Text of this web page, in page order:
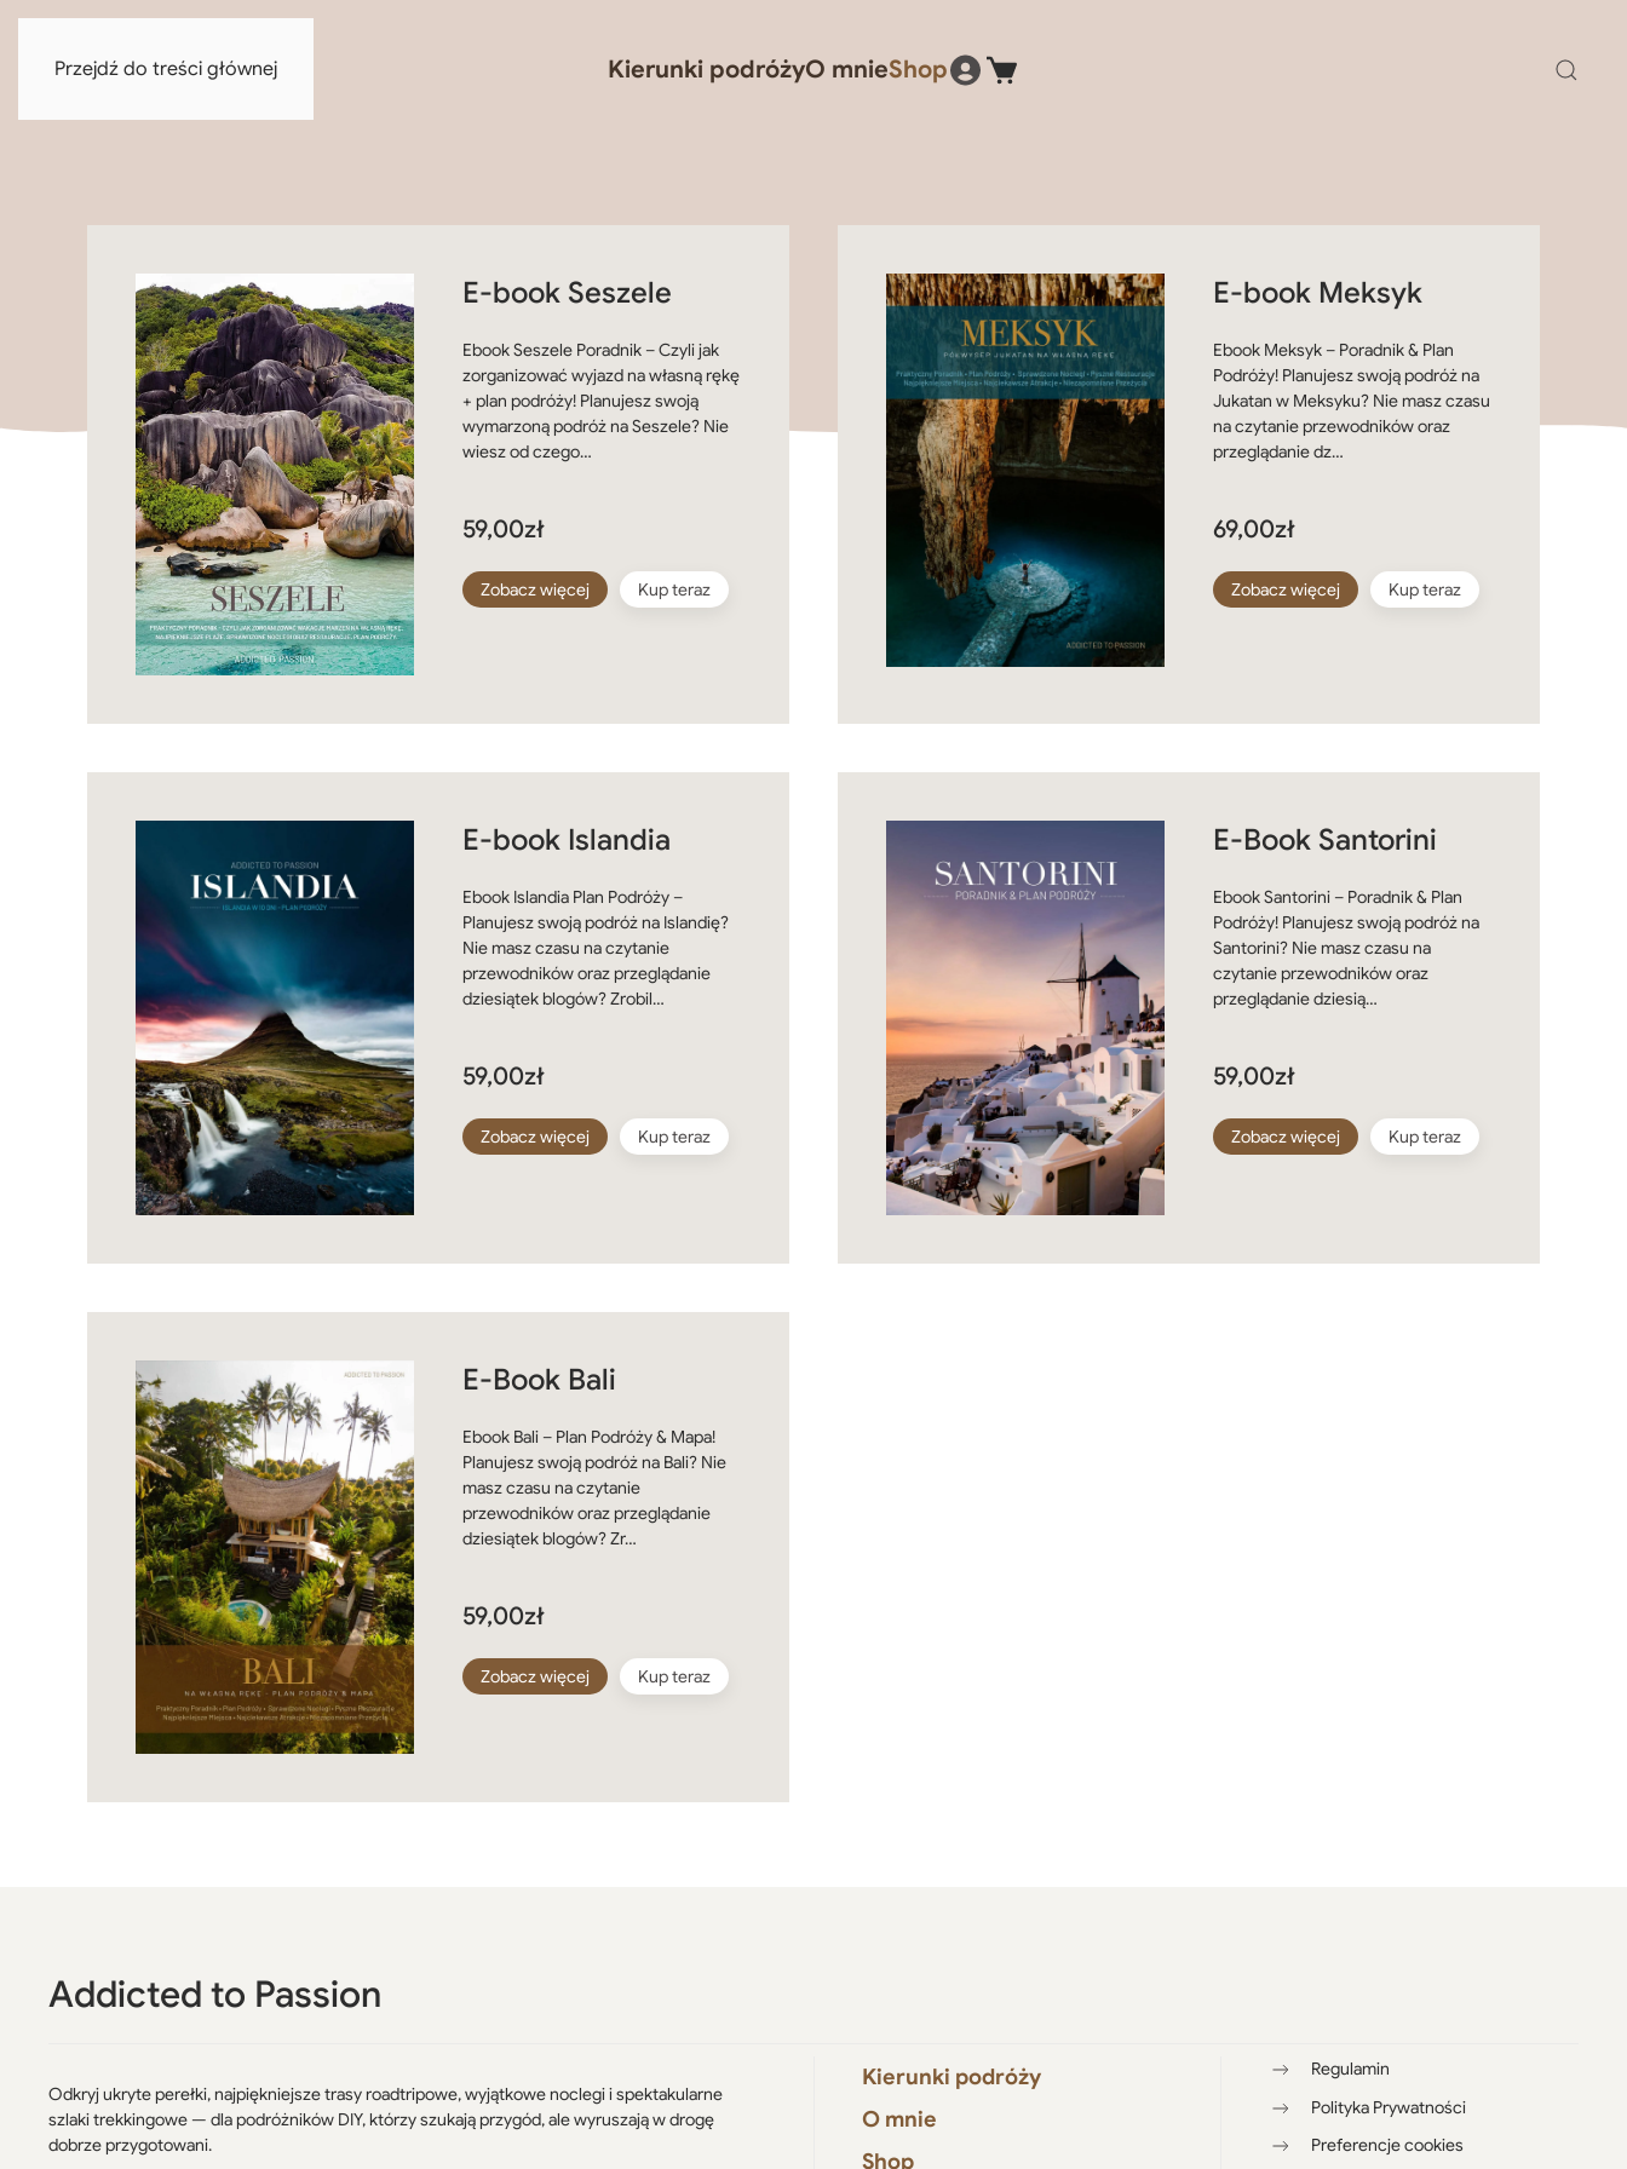
Przejdź do treści głównej Kierunki podróżyO mnieShop
E-book Seszele
Ebook Seszele Poradnik – Czyli jak
zorganizować wyjazd na własną rękę
+ plan podróży! Planujesz swoją
wymarzoną podróż na Seszele? Nie
wiesz od czego…
59,00zł
Zobacz więcej Kup teraz
E-book Meksyk
Ebook Meksyk – Poradnik & Plan
Podróży! Planujesz swoją podróż na
Jukatan w Meksyku? Nie masz czasu
na czytanie przewodników oraz
przeglądanie dz…
69,00zł
Zobacz więcej Kup teraz
E-book Islandia
Ebook Islandia Plan Podróży –
Planujesz swoją podróż na Islandię?
Nie masz czasu na czytanie
przewodników oraz przeglądanie
dziesiątek blogów? Zrobil…
59,00zł
Zobacz więcej Kup teraz
E-Book Santorini
Ebook Santorini – Poradnik & Plan
Podróży! Planujesz swoją podróż na
Santorini? Nie masz czasu na
czytanie przewodników oraz
przeglądanie dziesią…
59,00zł
Zobacz więcej Kup teraz
E-Book Bali
Ebook Bali – Plan Podróży & Mapa!
Planujesz swoją podróż na Bali? Nie
masz czasu na czytanie
przewodników oraz przeglądanie
dziesiątek blogów? Zr…
59,00zł
Zobacz więcej Kup teraz
Addicted to Passion
Odkryj ukryte perełki, najpiękniejsze trasy roadtripowe, wyjątkowe noclegi i spektakularne
szlaki trekkingowe — dla podróżników DIY, którzy szukają przygód, ale wyruszają w drogę
dobrze przygotowani.
Kierunki podróży
O mnie
Shop
Regulamin
Polityka Prywatności
Preferencje cookies